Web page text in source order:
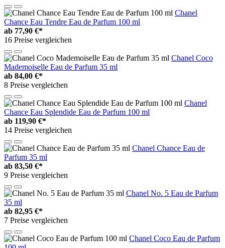
Chanel
Chance Eau Tendre Eau de Parfum 100 ml
ab 77,90 €*
16 Preise vergleichen
Chanel Coco
Mademoiselle Eau de Parfum 35 ml
ab 84,00 €*
8 Preise vergleichen
Chanel
Chance Eau Splendide Eau de Parfum 100 ml
ab 119,90 €*
14 Preise vergleichen
Chanel Chance Eau de
Parfum 35 ml
ab 83,50 €*
9 Preise vergleichen
Chanel No. 5 Eau de Parfum
35 ml
ab 82,95 €*
7 Preise vergleichen
Chanel Coco Eau de Parfum